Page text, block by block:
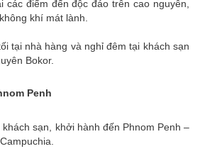
các điểm đến độc đáo trên cao nguyên,
khí mát lành.
tại nhà hàng và nghỉ đêm tại khách sạn
Bokor.
Penh
khách sạn, khởi hành đến Phnom Penh –